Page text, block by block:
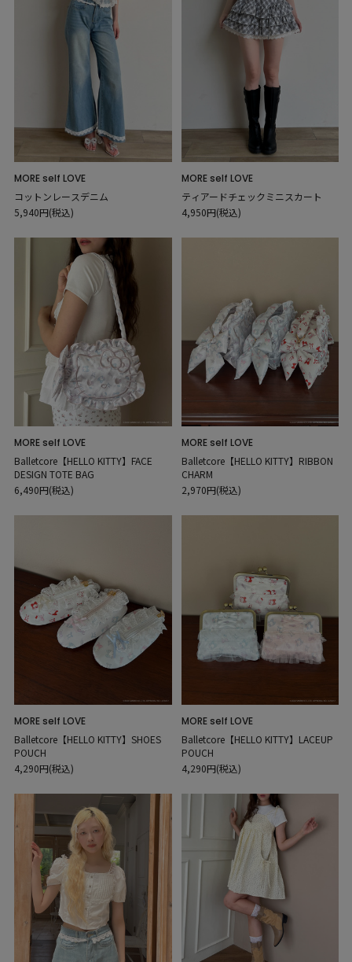
MORE self LOVE
コットンレースデニム
5,940円(税込)
MORE self LOVE
ティアードチェックミニスカート
4,950円(税込)
MORE self LOVE
Balletcore【HELLO KITTY】FACE
DESIGN TOTE BAG
6,490円(税込)
MORE self LOVE
Balletcore【HELLO KITTY】RIBBON
CHARM
2,970円(税込)
MORE self LOVE
Balletcore【HELLO KITTY】SHOES
POUCH
4,290円(税込)
MORE self LOVE
Balletcore【HELLO KITTY】LACEUP
POUCH
4,290円(税込)